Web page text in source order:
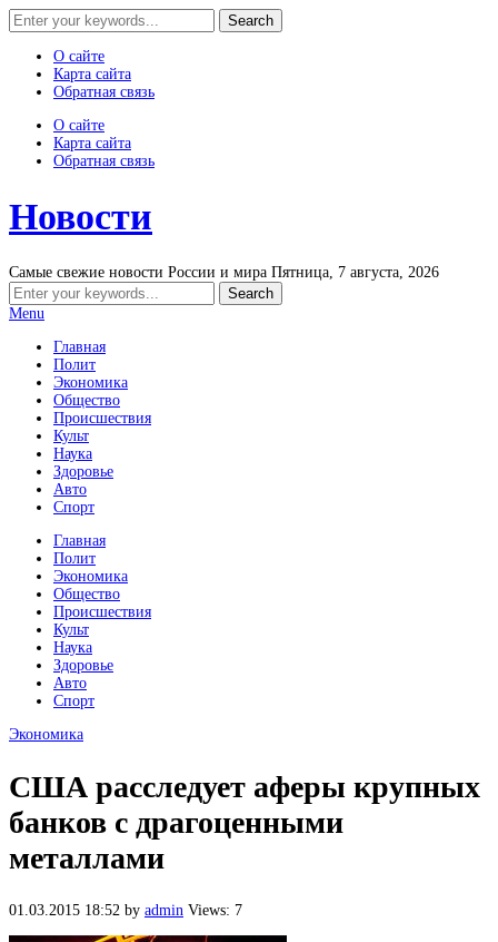
О сайте
Карта сайта
Обратная связь
О сайте
Карта сайта
Обратная связь
Новости
Самые свежие новости России и мира Пятница, 7 августа, 2026
Menu
Главная
Полит
Экономика
Общество
Происшествия
Культ
Наука
Здоровье
Авто
Спорт
Главная
Полит
Экономика
Общество
Происшествия
Культ
Наука
Здоровье
Авто
Спорт
Экономика
США расследует аферы крупных
банков с драгоценными
металлами
01.03.2015 18:52 by admin Views: 7